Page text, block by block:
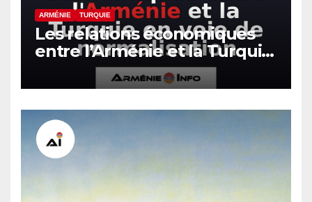
ARMÉNIE TURQUIE
Les relations économiques
entre l’Arménie et la Turquie
en voie de normalisation